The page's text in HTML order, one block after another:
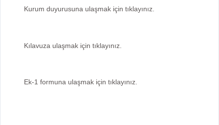
Kurum duyurusuna ulaşmak için tıklayınız.
Kılavuza ulaşmak için tıklayınız.
Ek-1 formuna ulaşmak için tıklayınız.